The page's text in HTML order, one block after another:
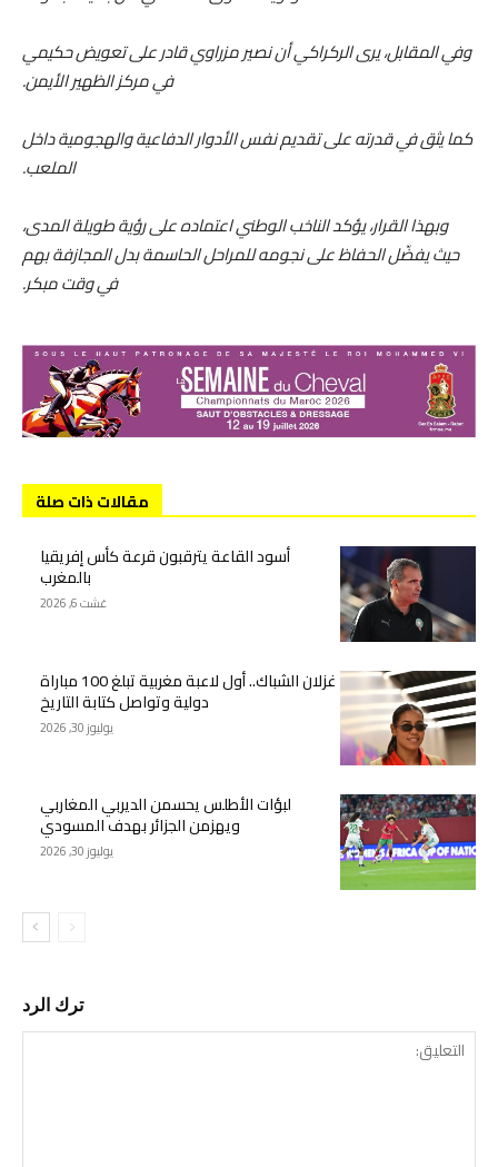
وفي المقابل، يرى الركراكي أن نصير مزراوي قادر على تعويض حكيمي
في مركز الظهير الأيمن.
كما يثق في قدرته على تقديم نفس الأدوار الدفاعية والهجومية داخل
الملعب.
وبهذا القرار، يؤكد الناخب الوطني اعتماده على رؤية طويلة المدى،
حيث يفضّل الحفاظ على نجومه للمراحل الحاسمة بدل المجازفة بهم
في وقت مبكر.
مقالات ذات صلة
أسود القاعة يترقبون قرعة كأس إفريقيا
بالمغرب
غشت 6, 2026
غزلان الشباك.. أول لاعبة مغربية تبلغ 100 مباراة
دولية وتواصل كتابة التاريخ
يوليوز 30, 2026
لبؤات الأطلس يحسمن الديربي المغاربي
ويهزمن الجزائر بهدف المسودي
يوليوز 30, 2026
ترك الرد